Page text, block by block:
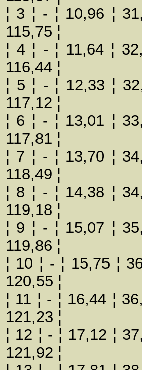
¦ 3 ¦ - ¦ 10,96 ¦
115,75 ¦
¦ 4 ¦ - ¦ 11,64 ¦
116,44 ¦
¦ 5 ¦ - ¦ 12,33 ¦
117,12 ¦
¦ 6 ¦ - ¦ 13,01 ¦
117,81 ¦
¦ 7 ¦ - ¦ 13,70 ¦
118,49 ¦
¦ 8 ¦ - ¦ 14,38 ¦
119,18 ¦
¦ 9 ¦ - ¦ 15,07 ¦
119,86 ¦
¦ 10 ¦ - ¦ 15,75 ¦
120,55 ¦
¦ 11 ¦ - ¦ 16,44 ¦
121,23 ¦
¦ 12 ¦ - ¦ 17,12 ¦
121,92 ¦